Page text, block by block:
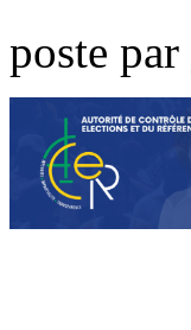
poste par